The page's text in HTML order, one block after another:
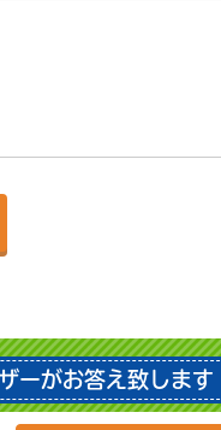
ーがお答え致します